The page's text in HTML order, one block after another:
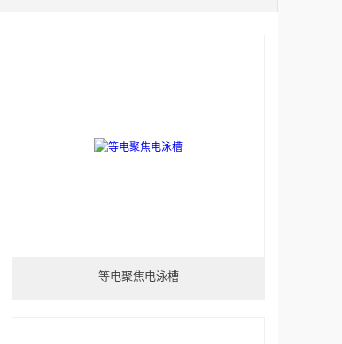
等电聚焦电泳槽